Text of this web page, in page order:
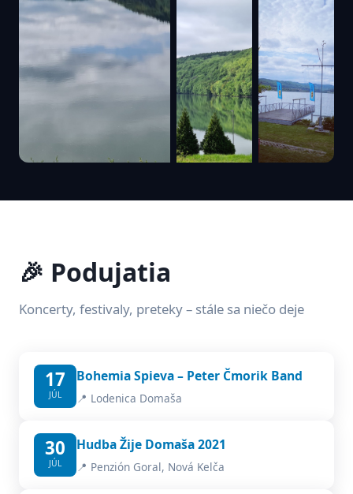
🎉 Podujatia
Koncerty, festivaly, preteky – stále sa niečo deje
17
JÚL
Bohemia Spieva – Peter Čmorik Band
📍 Lodenica Domaša
30
JÚL
Hudba Žije Domaša 2021
📍 Penzión Goral, Nová Kelča